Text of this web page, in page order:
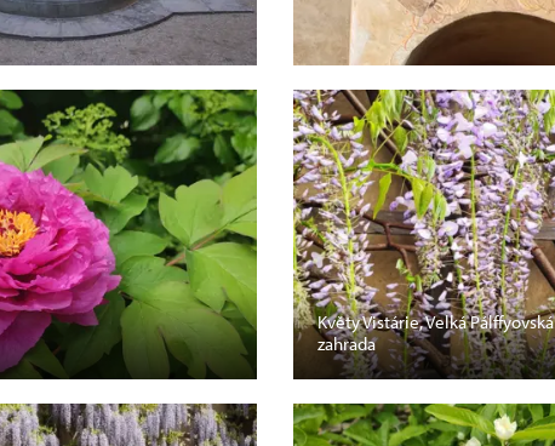
Květy Vistárie, Velká Pálffyovská
zahrada